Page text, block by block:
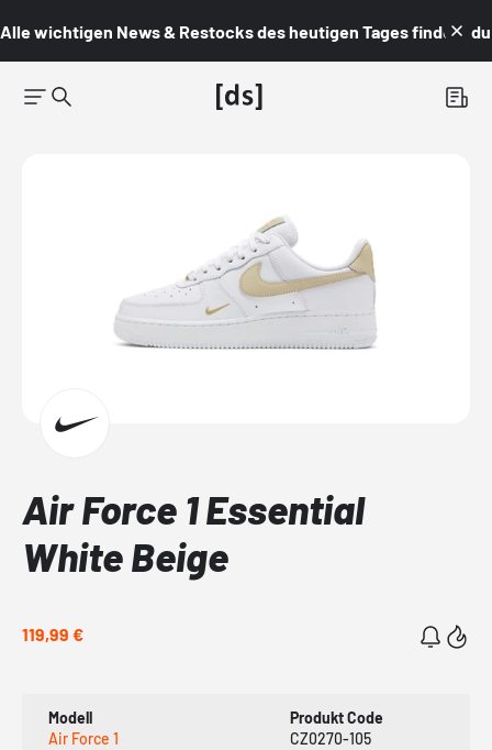
Alle wichtigen News & Restocks des heutigen Tages findest du
Air Force 1 Essential
White Beige
119,99 €
Modell
Air Force 1
Produkt Code
CZ0270-105